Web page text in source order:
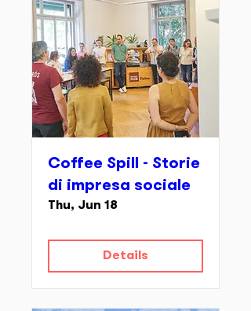
Coffee Spill - Storie
di impresa sociale
Thu, Jun 18
Details